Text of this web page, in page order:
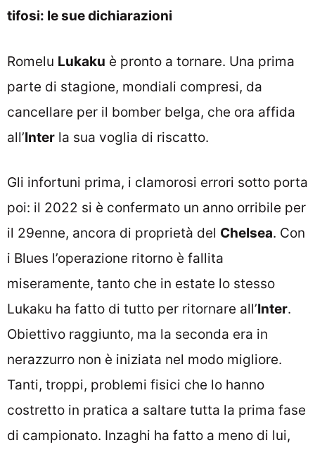
tifosi: le sue dichiarazioni
Romelu Lukaku è pronto a tornare. Una prima
parte di stagione, mondiali compresi, da
cancellare per il bomber belga, che ora affida
all’Inter la sua voglia di riscatto.
Gli infortuni prima, i clamorosi errori sotto porta
poi: il 2022 si è confermato un anno orribile per
il 29enne, ancora di proprietà del Chelsea. Con
i Blues l’operazione ritorno è fallita
miseramente, tanto che in estate lo stesso
Lukaku ha fatto di tutto per ritornare all’Inter.
Obiettivo raggiunto, ma la seconda era in
nerazzurro non è iniziata nel modo migliore.
Tanti, troppi, problemi fisici che lo hanno
costretto in pratica a saltare tutta la prima fase
di campionato. Inzaghi ha fatto a meno di lui,